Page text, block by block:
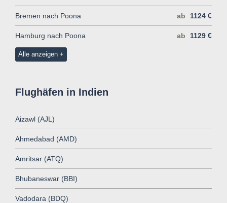
Bremen nach Poona ab 1124 €
Hamburg nach Poona ab 1129 €
Alle anzeigen
Flughäfen in Indien
Aizawl (AJL)
Ahmedabad (AMD)
Amritsar (ATQ)
Bhubaneswar (BBI)
Vadodara (BDQ)